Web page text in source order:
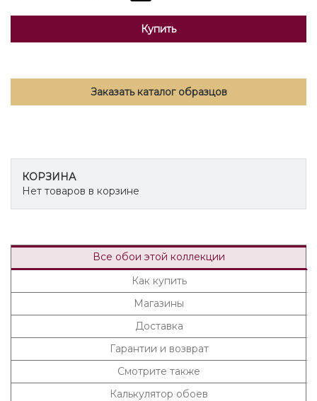
Купить
Заказать каталог образцов
КОРЗИНА
Нет товаров в корзине
Все обои этой коллекции
Как купить
Магазины
Доставка
Гарантии и возврат
Смотрите также
Калькулятор обоев